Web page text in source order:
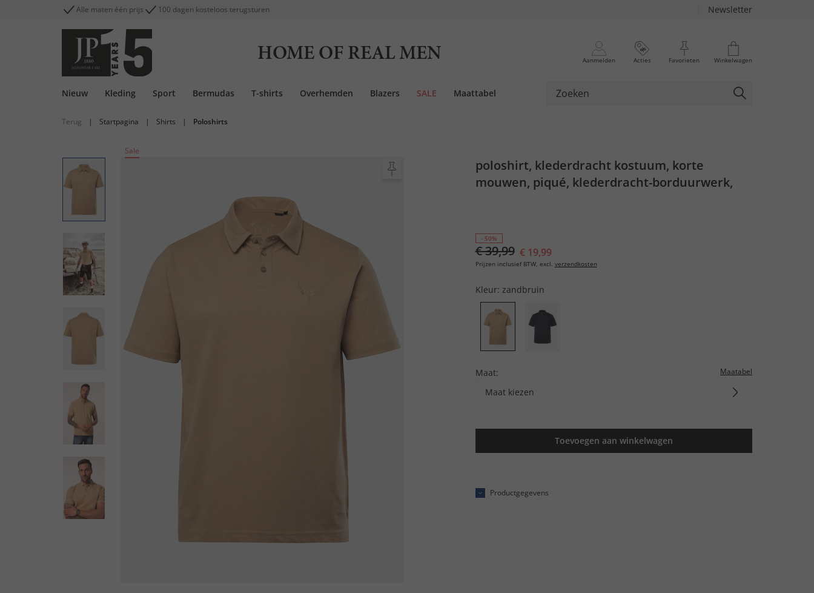
Alle maten één prijs 100 dagen kosteloos terugsturen Newsletter
HOME OF REAL MEN Aanmelden Acties Favorieten Winkelwagen
Nieuw Kleding Sport Bermudas T-shirts Overhemden Blazers SALE Maattabel
Terug | Startpagina | Shirts | Poloshirts
Sale
poloshirt, klederdracht kostuum, korte
mouwen, piqué, klederdracht-borduurwerk,
- 50%
€ 39,99 € 19,99
Prijzen inclusief BTW, excl. verzendkosten
Kleur: zandbruin
Maat: Maatabel
Maat kiezen
Toevoegen aan winkelwagen
Productgegevens